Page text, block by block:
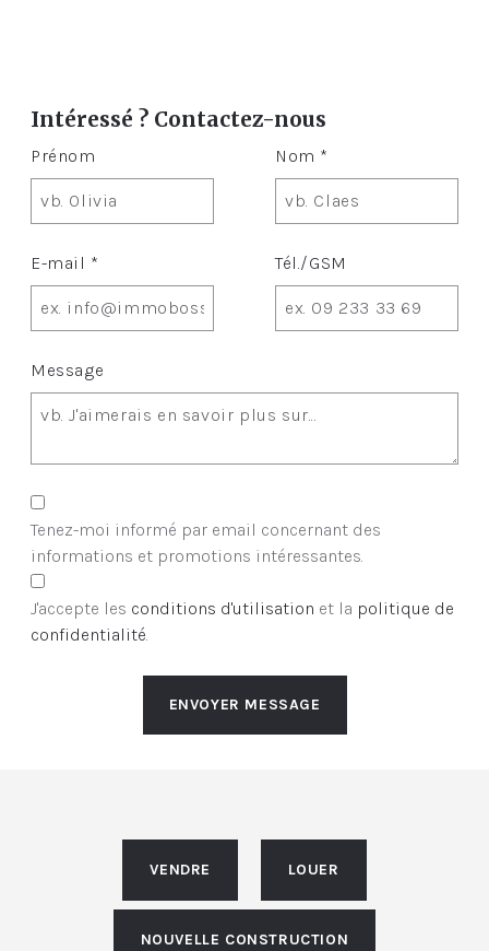
Intéressé ? Contactez-nous
Prénom Nom *
E-mail * Tél./GSM
Message
Tenez-moi informé par email concernant des
informations et promotions intéressantes.
J'accepte les conditions d'utilisation et la politique de
confidentialité
ENVOYER MESSAGE
VENDRE LOUER
NOUVELLE CONSTRUCTION